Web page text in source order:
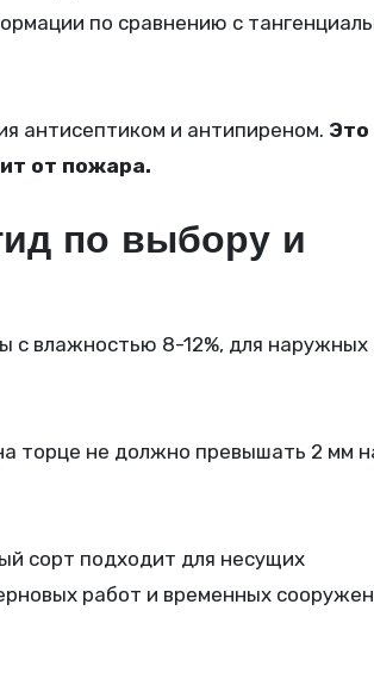
по сравнению с
антисептиком и антипиреном. Это
от пожара.
по выбору и
с влажностью 8-12%, для наружных
торце не должно превышать 2 мм
сорт подходит для несущих
работ и временных